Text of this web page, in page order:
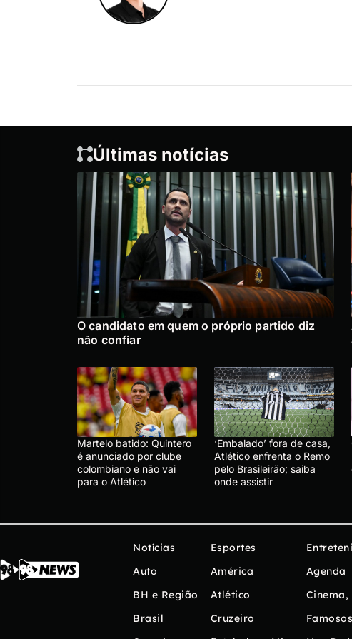
Últimas notícias
O candidato em quem o próprio partido diz
não confiar
Martelo batido: Quintero
é anunciado por clube
colombiano e não vai
para o Atlético
‘Embalado’ fora de casa,
Atlético enfrenta o Remo
pelo Brasileirão; saiba
onde assistir
Notícias
Auto
BH e Região
Brasil
Esportes
América
Atlético
Cruzeiro
Agenda
Cinema,
Famosos